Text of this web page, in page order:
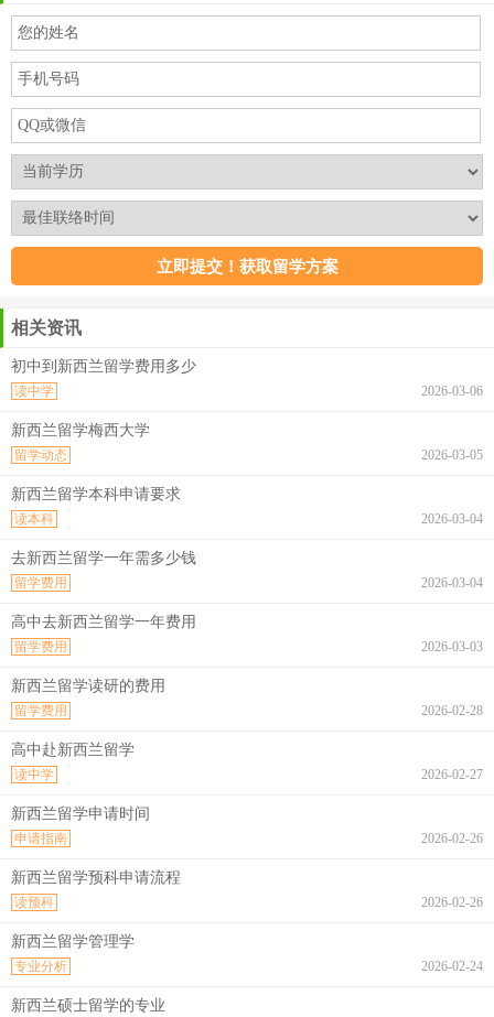
相关资讯
初中到新西兰留学费用多少
2026-03-06
读中学
新西兰留学梅西大学
2026-03-05
留学动态
新西兰留学本科申请要求
2026-03-04
读本科
去新西兰留学一年需多少钱
2026-03-04
留学费用
高中去新西兰留学一年费用
2026-03-03
留学费用
新西兰留学读研的费用
2026-02-28
留学费用
高中赴新西兰留学
2026-02-27
读中学
新西兰留学申请时间
2026-02-26
申请指南
新西兰留学预科申请流程
2026-02-26
读预科
新西兰留学管理学
2026-02-24
专业分析
新西兰硕士留学的专业